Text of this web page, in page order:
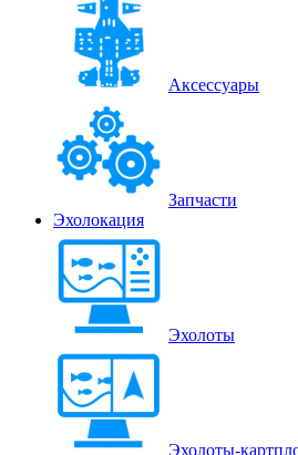
Аксессуары
Запчасти
Эхолокация
Эхолоты
Эхолоты-